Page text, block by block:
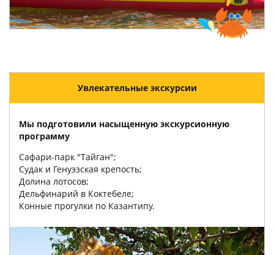
Увлекательные экскурсии
Мы подготовили насыщенную экскурсионную
программу
Сафари-парк "Тайган";
Судак и Генуэзская крепость;
Долина лотосов;
Дельфинарий в Коктебеле;
Конные прогулки по Казантипу.